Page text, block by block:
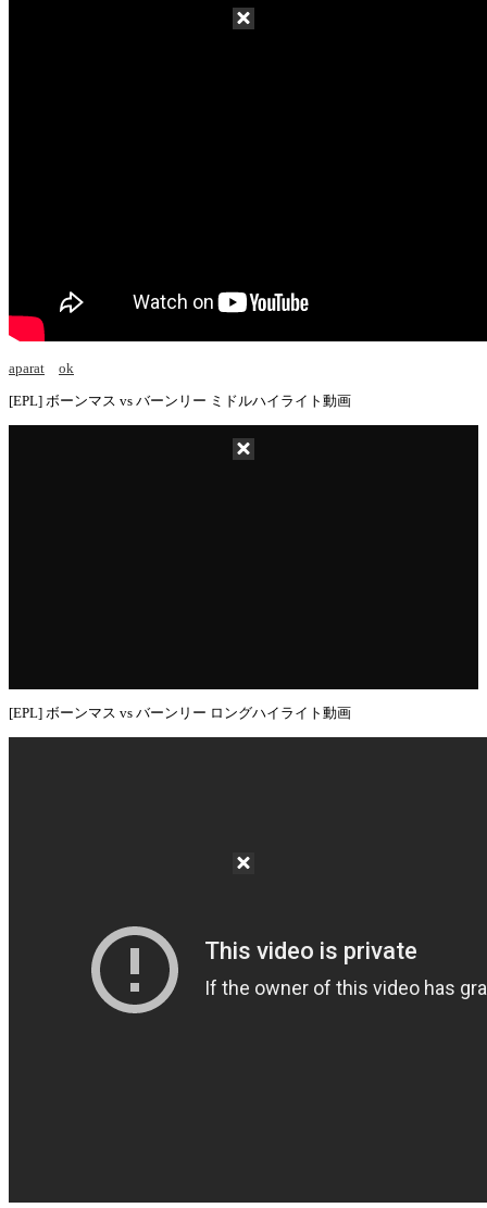
aparat
ok
[EPL] ボーンマス vs バーンリー ミドルハイライト動画
[EPL] ボーンマス vs バーンリー ロングハイライト動画